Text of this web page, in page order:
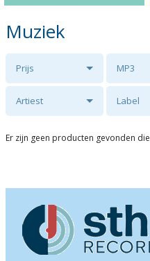
Muziek
Prijs MP3
Artiest Label
Er zijn geen producten gevonden